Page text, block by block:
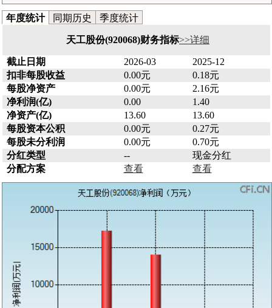
年度统计 同期历史 季度统计
天工股份(920068)财务指标>>详细
截止日期 2026-03
2025-12
扣非每股收益
0.00元
0.18元
每股净资产
0.00元
2.16元
净利润(亿)
0.00
1.40
净资产(亿)
13.60
13.60
每股资本公积
0.00元
0.27元
每股未分利润
0.00元
0.70元
分红类型
--
现金分红
分配方案
查看 查看